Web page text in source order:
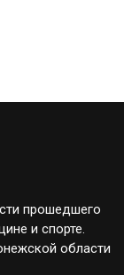
прошедшего
и спорте.
области